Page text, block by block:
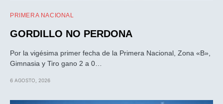
PRIMERA NACIONAL
GORDILLO NO PERDONA
Por la vigésima primer fecha de la Primera Nacional, Zona «B»,
Gimnasia y Tiro gano 2 a 0…
6 AGOSTO, 2026